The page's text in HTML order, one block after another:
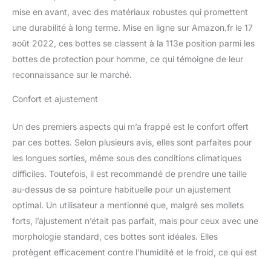
chevilles, les orteils et les
talons, le protège-brûlure
conçus pour fournir une
couverture. La doublure
en maille aérée offre
stabilité et soutien de
l'orteil au talon et d'un
chevilles. Notre mélange
de caoutchouc exclusif
Fox Positac offre une
meilleure durabilité et une
précédent sur la semelle
extérieure. Semelle
extérieure en
mise en avant, avec des matériaux robustes qui promettent
une durabilité à long terme. Mise en ligne sur Amazon.fr le 17
août 2022, ces bottes se classent à la 113e position parmi les
bottes de protection pour homme, ce qui témoigne de leur
reconnaissance sur le marché.
Confort et ajustement
Un des premiers aspects qui m’a frappé est le confort offert
par ces bottes. Selon plusieurs avis, elles sont parfaites pour
les longues sorties, même sous des conditions climatiques
difficiles. Toutefois, il est recommandé de prendre une taille
au-dessus de sa pointure habituelle pour un ajustement
optimal. Un utilisateur a mentionné que, malgré ses mollets
forts, l’ajustement n’était pas parfait, mais pour ceux avec une
morphologie standard, ces bottes sont idéales. Elles
protègent efficacement contre l’humidité et le froid, ce qui est